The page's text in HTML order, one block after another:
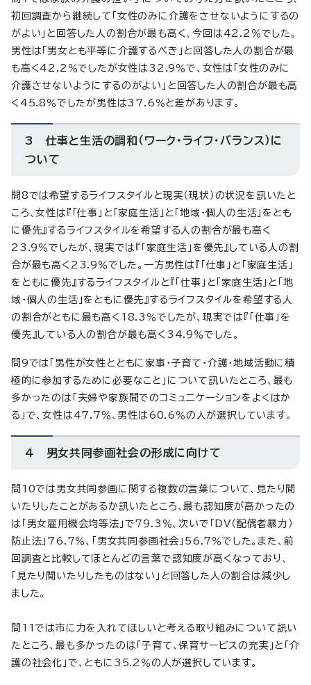
初回調査から継続して「女性のみに介護をさせないようにするの
がよい」と回答した人の割合が最も高く、今回は42.2％でした。
男性は「男女とも平等に介護するべき」と回答した人の割合が最
も高く42.2％でしたが女性は32.9％で、女性は「女性のみに
介護させないようにするのがよい」と回答した人の割合が最も高
く45.8％でしたが男性は37.6％と差があります。
3 仕事と生活の調和（ワーク・ライフ・バランス）に
ついて
問8では希望するライフスタイルと現実（現状）の状況を訊いたと
ころ、女性は『「仕事」と「家庭生活」と「地域・個人の生活」をとも
に優先』するライフスタイルを希望する人の割合が最も高く
23.9％でしたが、現実では『「家庭生活」を優先』している人の割
合が最も高く23.9％でした。一方男性は『「仕事」と「家庭生活」
をともに優先』するライフスタイルと『「仕事」と「家庭生活」と「地
域・個人の生活」をともに優先』するライフスタイルを希望する人
の割合がともに最も高く18.3％でしたが、現実では『「仕事」を
優先』している人の割合が最も高く34.9％でした。
問9では「男性が女性とともに家事・子育て・介護・地域活動に積
極的に参加するために必要なこと」について訊いたところ、最も
多かったのは「夫婦や家族間でのコミュニケーションをよくはか
る」で、女性は47.7％、男性は60.6％の人が選択しています。
4 男女共同参画社会の形成に向けて
問10では男女共同参画に関する複数の言葉について、見たり聞
いたりしたことがあるか訊いたところ、最も認知度が高かったの
は「男女雇用機会均等法」で79.3％、次いで「DV（配偶者暴力）
防止法」76.7％、「男女共同参画社会」56.7％でした。また、前
回調査と比較してほとんどの言葉で認知度が高くなっており、
「見たり聞いたりしたものはない」と回答した人の割合は減少し
ました。
問11では市に力を入れてほしいと考える取り組みについて訊い
たところ、最も多かったのは「子育て、保育サービスの充実」と「介
護の社会化」で、ともに35.2％の人が選択しています。